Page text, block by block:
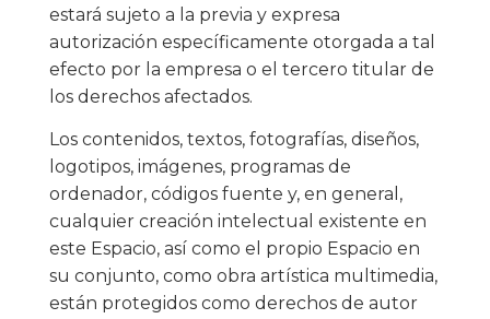
estará sujeto a la previa y expresa
autorización específicamente otorgada a tal
efecto por la empresa o el tercero titular de
los derechos afectados.
Los contenidos, textos, fotografías, diseños,
logotipos, imágenes, programas de
ordenador, códigos fuente y, en general,
cualquier creación intelectual existente en
este Espacio, así como el propio Espacio en
su conjunto, como obra artística multimedia,
están protegidos como derechos de autor